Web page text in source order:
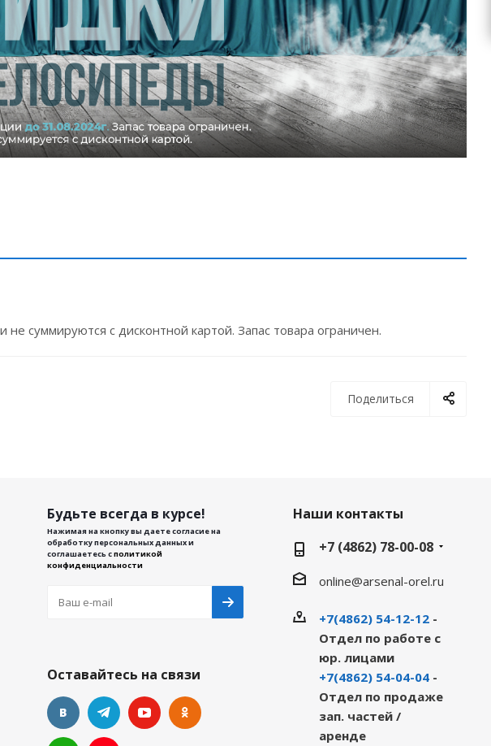
суммируются с дисконтной картой. Запас товара ограничен.
Поделиться
Будьте всегда в курсе!
Нажимая на кнопку вы даете согласие на
обработку персональных данных и
соглашаетесь сполитикой
конфиденциальности
Оставайтесь на связи
Наши контакты
+7 (4862) 78-00-08
online@arsenal-orel.ru
+7(4862) 54-12-12-
Отдел по работе с
юр. лицами
+7(4862) 54-04-04-
Отдел по продаже
зап. частей /
аренде